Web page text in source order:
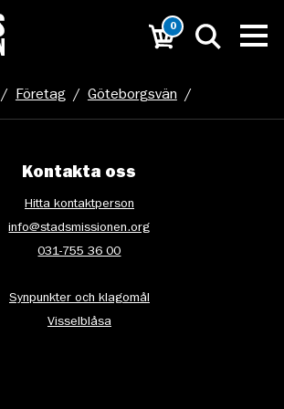
0
/ Företag / Göteborgsvän /
Kontakta oss
Hitta kontaktperson
info@stadsmissionen.org
031-755 36 00
Synpunkter och klagomål
Visselblåsa